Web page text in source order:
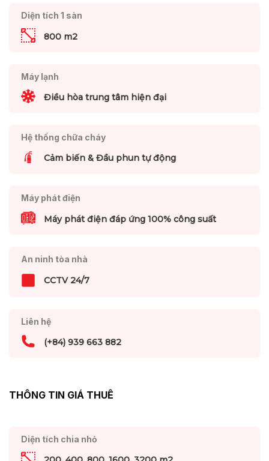
Diện tích 1 sàn
800 m2
Máy lạnh
Điều hòa trung tâm hiện đại
Hệ thống chữa cháy
Cảm biến & Đầu phun tự động
Máy phát điện
Máy phát điện đáp ứng 100% công suất
An ninh tòa nhà
CCTV 24/7
Liên hệ
(+84) 939 663 882
THÔNG TIN GIÁ THUÊ
Diện tích chia nhỏ